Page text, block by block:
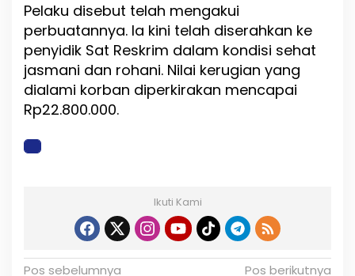
Pelaku disebut telah mengakui
perbuatannya. Ia kini telah diserahkan ke
penyidik Sat Reskrim dalam kondisi sehat
jasmani dan rohani. Nilai kerugian yang
dialami korban diperkirakan mencapai
Rp22.800.000.
Ikuti Kami
Pos sebelumnya
Pos berikutnya